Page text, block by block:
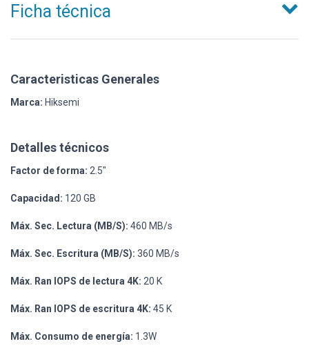
Ficha técnica
Caracteristicas Generales
Marca: Hiksemi
Detalles técnicos
Factor de forma: 2.5"
Capacidad: 120 GB
Máx. Sec. Lectura (MB/S): 460 MB/s
Máx. Sec. Escritura (MB/S): 360 MB/s
Máx. Ran IOPS de lectura 4K: 20 K
Máx. Ran IOPS de escritura 4K: 45 K
Máx. Consumo de energía: 1.3W